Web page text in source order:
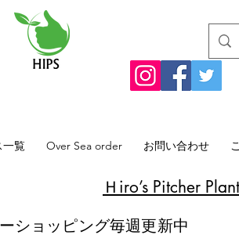
一覧 Over Sea order お問い合わせ
Ｈiro’s Pitcher
ショッピング毎週更新中